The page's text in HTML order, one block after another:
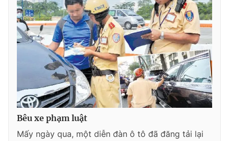
Bêu xe phạm luật
Mấy ngày qua, một diễn đàn ô tô đã đăng tải lại